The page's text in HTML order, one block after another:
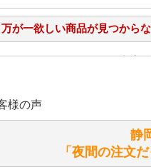
万が一欲しい商品が見つから
シュタイフのぬいぐるみは洗
洗濯できるのとできないのが
こちらをご覧くださ
静
「夜間の注文